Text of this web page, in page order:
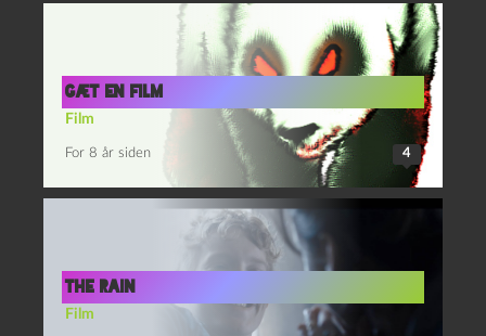
Gæt en film
Film
For 8 år siden 4
The Rain
Film